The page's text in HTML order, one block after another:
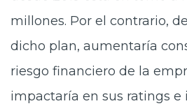
millones. Por el contrario,
dicho plan, aumentaría
riesgo financiero de la
impactaría en sus ratings e